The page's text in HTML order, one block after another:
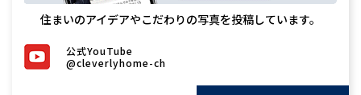
住まいのアイデアやこだわりの写真を投稿しています。
公式YouTube
@cleverlyhome-ch